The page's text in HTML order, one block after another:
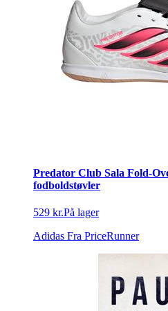
Predator Club Sala Fold-
fodboldstøvler
529 kr.På lager
Adidas Fra PriceRunner